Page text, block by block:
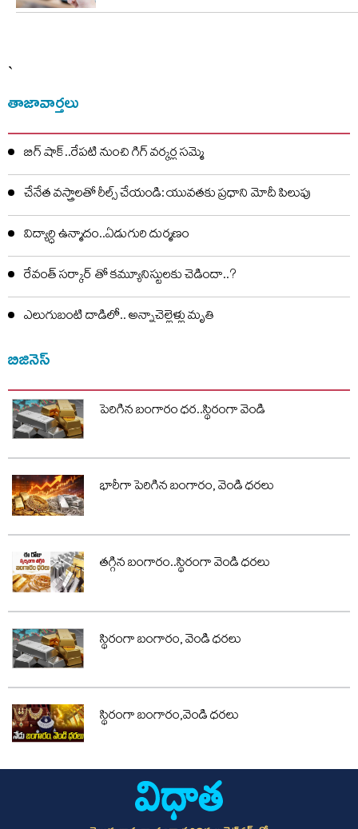
`
తాజావార్తలు
బిగ్ షాక్..రేపటి నుంచి గిగ్ వర్కర్ల సమ్మె
చేనేత వస్త్రాలతో రీల్స్ చేయండి: యువతకు ప్రధాని మోదీ పిలుపు
విద్యార్ధి ఉన్మాదం..ఏడుగురి దుర్మణం
రేవంత్ సర్కార్ తో కమ్యూనిస్టులకు చెడిందా..?
ఎలుగుబంటి దాడిలో.. అన్నాచెల్లెళ్లు మృతి
బిజినెస్
పెరిగిన బంగారం ధర..స్థిరంగా వెండి
భారీగా పెరిగిన బంగారం, వెండి ధరలు
తగ్గిన బంగారం..స్థిరంగా వెండి ధరలు
స్థిరంగా బంగారం, వెండి ధరలు
స్థిరంగా బంగారం,వెండి ధరలు